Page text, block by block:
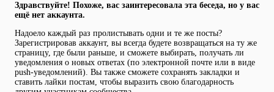
Здравствуйте! Похоже, вас заинтересовала эта беседа, но у вас
ещё нет аккаунта.
Надоело каждый раз пролистывать одни и те же посты?
Зарегистрировав аккаунт, вы всегда будете возвращаться на ту же
страницу, где были раньше, и сможете выбирать, получать ли
уведомления о новых ответах (по электронной почте или в виде
push-уведомлений). Вы также сможете сохранять закладки и
ставить лайки постам, чтобы выразить свою благодарность